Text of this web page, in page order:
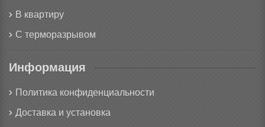
В квартиру
С терморазрывом
Информация
Политика конфиденциальности
Доставка и установка